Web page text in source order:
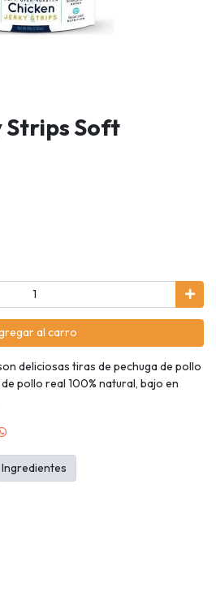
Strips Soft
al carro
deliciosas tiras de pechuga de pollo
pollo real 100% natural, bajo en
Ingredientes